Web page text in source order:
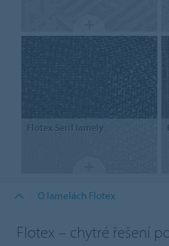
Flotex Serif lamely
O lamelách Flotex
Flotex – chytré řešení